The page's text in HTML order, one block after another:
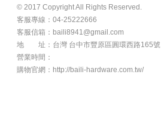
© 2017 Copyright All Rights Reserved.
客服專線：04-25222666
客服信箱：baili8941@gmail.com
地 址：台灣 台中市豐原區圓環西路165號
營業時間：
購物官網：http://baili-hardware.com.tw/